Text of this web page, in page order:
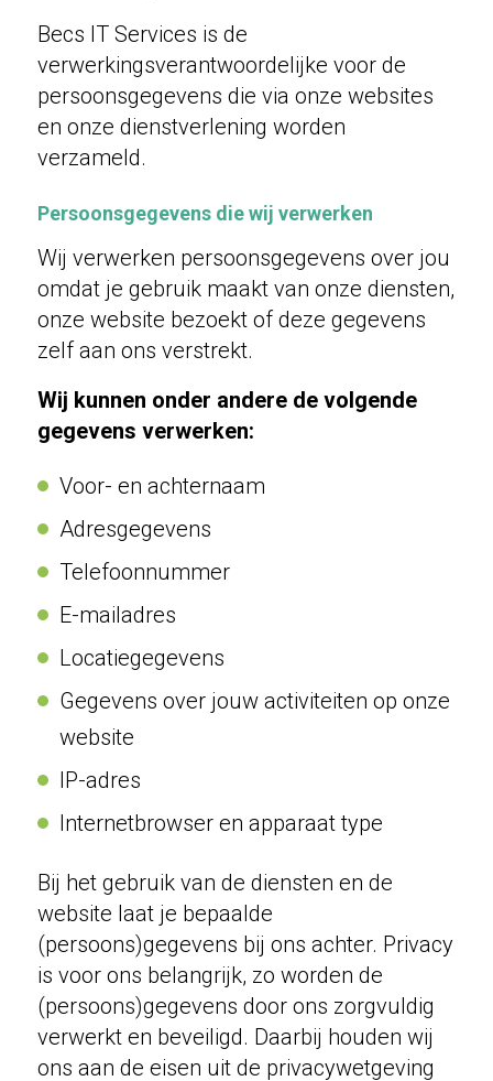
Becs IT Services is de
verwerkingsverantwoordelijke voor de
persoonsgegevens die via onze websites
en onze dienstverlening worden
verzameld.
Persoonsgegevens die wij verwerken
Wij verwerken persoonsgegevens over jou
omdat je gebruik maakt van onze diensten,
onze website bezoekt of deze gegevens
zelf aan ons verstrekt.
Wij kunnen onder andere de volgende
gegevens verwerken:
Voor- en achternaam
Adresgegevens
Telefoonnummer
E-mailadres
Locatiegegevens
Gegevens over jouw activiteiten op onze
website
IP-adres
Internetbrowser en apparaat type
Bij het gebruik van de diensten en de
website laat je bepaalde
(persoons)gegevens bij ons achter. Privacy
is voor ons belangrijk, zo worden de
(persoons)gegevens door ons zorgvuldig
verwerkt en beveiligd. Daarbij houden wij
ons aan de eisen uit de privacywetgeving